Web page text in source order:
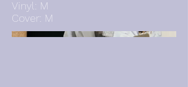
Vinyl: M
Cover: M